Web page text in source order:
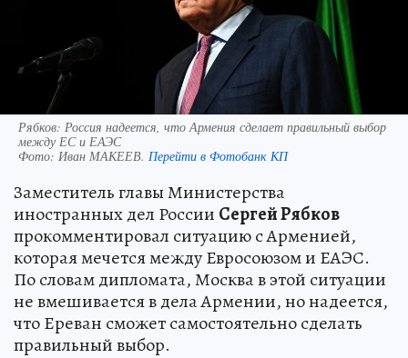
Рябков: Россия надеется, что Армения сделает правильный выбор
между ЕС и ЕАЭС
Фото: Иван МАКЕЕВ. Перейти в Фотобанк КП
Заместитель главы Министерства
иностранных дел России Сергей Рябков
прокомментировал ситуацию с Арменией,
которая мечется между Евросоюзом и ЕАЭС.
По словам дипломата, Москва в этой ситуации
не вмешивается в дела Армении, но надеется,
что Ереван сможет самостоятельно сделать
правильный выбор.